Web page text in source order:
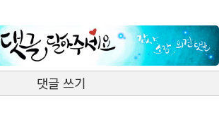
댓글 쓰기